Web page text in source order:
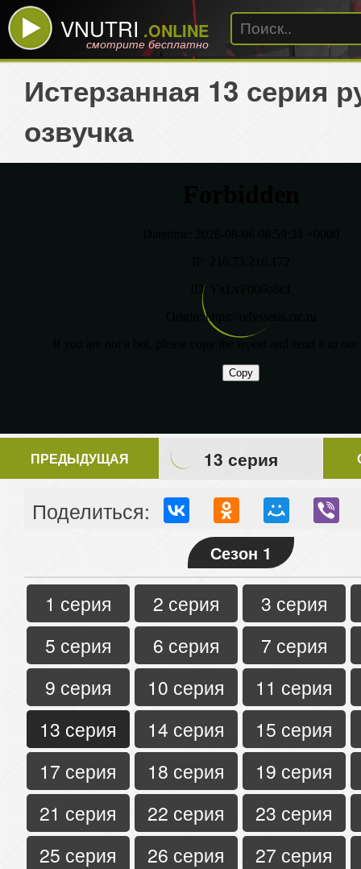
VNUTRI .ONLINE
смотрите бесплатно
Истерзанная 13 серия
озвучка
ПРЕДЫДУЩАЯ 13 серия
Поделиться:
Сезон 1
1 серия 2 серия
3 серия
5 серия
6 серия
7 серия
9 серия
10 серия
11 серия
13 серия
14 серия
15 серия
17 серия
18 серия
19 серия
21 серия
22 серия
23 серия
25 серия
26 серия
27 серия